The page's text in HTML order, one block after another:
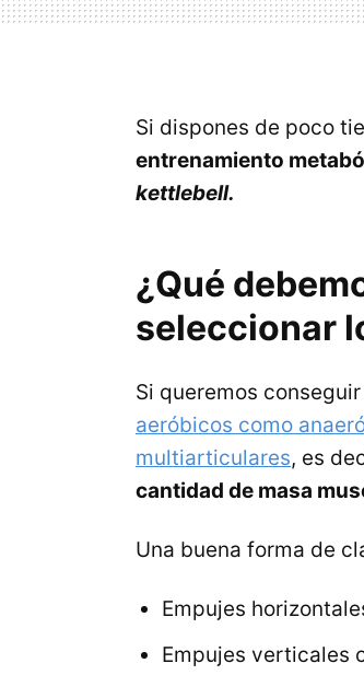
Si dispones de poco
entrenamiento
kettlebell.
¿Qué
seleccionar
Si queremos
aeróbicos como
multiarticulares, es
cantidad de masa
Una buena forma de
Empujes
Empujes verticales